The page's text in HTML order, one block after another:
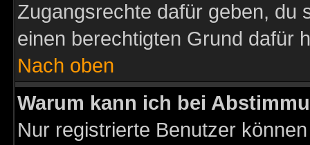
Zugangsrechte dafür geben, du
einen berechtigten Grund dafür
Nach oben
Warum kann ich bei
Nur registrierte Benutzer